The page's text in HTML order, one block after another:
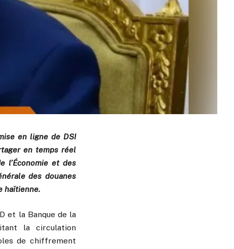
en ligne de DSI
en temps réel
l’Économie et des
des douanes
haïtienne.
et la Banque de la
la circulation
de chiffrement